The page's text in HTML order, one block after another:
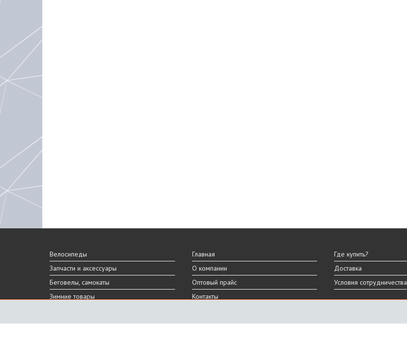
Велосипеды
Запчасти и аксессуары
Беговелы, самокаты
Зимние товары
Главная
О компании
Оптовый прайс
Контакты
Где купить?
Доставка
Условия сотрудничества